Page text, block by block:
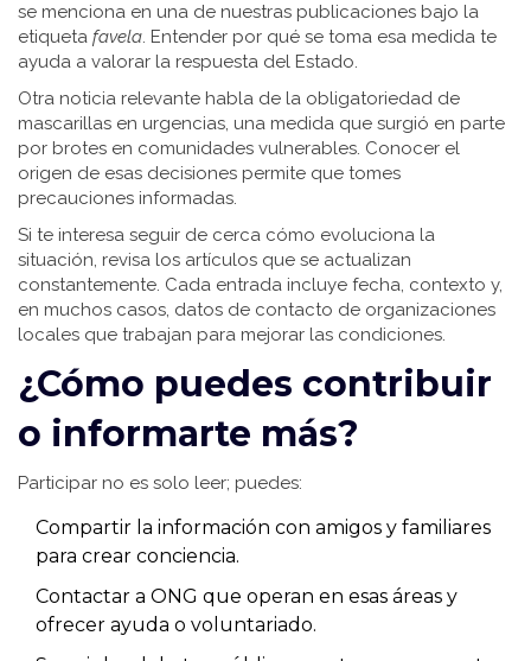
se menciona en una de nuestras publicaciones bajo la
etiqueta favela. Entender por qué se toma esa medida te
ayuda a valorar la respuesta del Estado.
Otra noticia relevante habla de la obligatoriedad de
mascarillas en urgencias, una medida que surgió en parte
por brotes en comunidades vulnerables. Conocer el
origen de esas decisiones permite que tomes
precauciones informadas.
Si te interesa seguir de cerca cómo evoluciona la
situación, revisa los artículos que se actualizan
constantemente. Cada entrada incluye fecha, contexto y,
en muchos casos, datos de contacto de organizaciones
locales que trabajan para mejorar las condiciones.
¿Cómo puedes contribuir
o informarte más?
Participar no es solo leer; puedes:
Compartir la información con amigos y familiares
para crear conciencia.
Contactar a ONG que operan en esas áreas y
ofrecer ayuda o voluntariado.